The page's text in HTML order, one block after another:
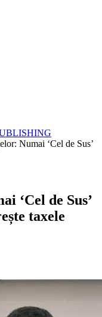
Numai ‘Cel de Sus’
‘Cel de Sus’
taxele